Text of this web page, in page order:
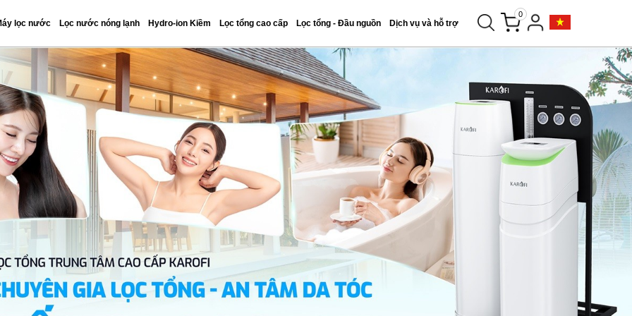
lọc nước Lọc nước nóng lạnh Hydro-ion Kiềm Lọc tổng cao cấp Lọc tổng - Đầu nguồn Dịch vụ và hỗ trợ
0